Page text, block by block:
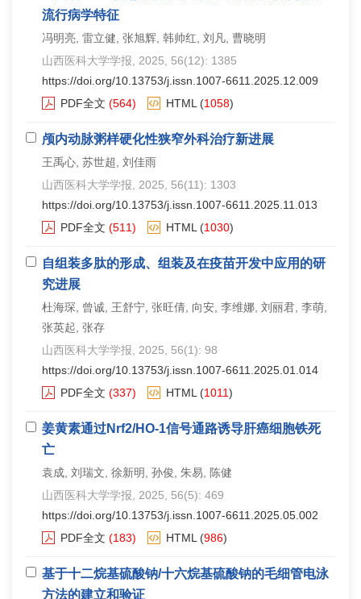
流行病学特征
冯明亮, 雷立健, 张旭辉, 韩帅红, 刘凡, 曹晓明
山西医科大学学报 , 2025, 56(12): 1385
https://doi.org/10.13753/j.issn.1007-6611.2025.12.009
PDF全文 (564) HTML (1058)
颅内动脉粥样硬化性狭窄外科治疗新进展
王禹心, 苏世超, 刘佳雨
山西医科大学学报 , 2025, 56(11): 1303
https://doi.org/10.13753/j.issn.1007-6611.2025.11.013
PDF全文 (511) HTML (1030)
自组装多肽的形成、组装及在疫苗开发中应用的研
究进展
杜海琛, 曾诚, 王舒宁, 张旺倩, 向安, 李维娜, 刘丽君, 李萌,
张英起, 张存
山西医科大学学报 , 2025, 56(1): 98
https://doi.org/10.13753/j.issn.1007-6611.2025.01.014
PDF全文 (337) HTML (1011)
姜黄素通过Nrf2/HO-1信号通路诱导肝癌细胞铁死
亡
袁成, 刘瑞文, 徐新明, 孙俊, 朱易, 陈健
山西医科大学学报 , 2025, 56(5): 469
https://doi.org/10.13753/j.issn.1007-6611.2025.05.002
PDF全文 (183) HTML (986)
基于十二烷基硫酸钠/十六烷基硫酸钠的毛细管电泳
方法的建立和验证